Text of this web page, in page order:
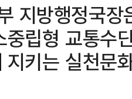
지방행정국
립형 교통수
키는 실천문